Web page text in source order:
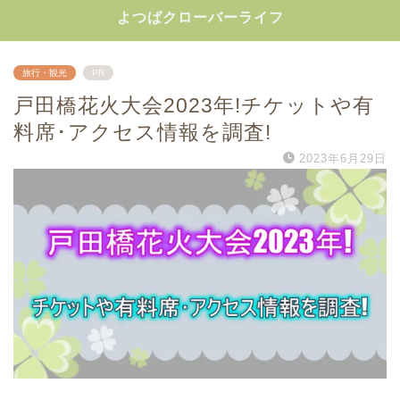
よつばクローバーライフ
旅行・観光 PR
戸田橋花火大会2023年!チケットや有
料席･アクセス情報を調査!
2023年6月29日